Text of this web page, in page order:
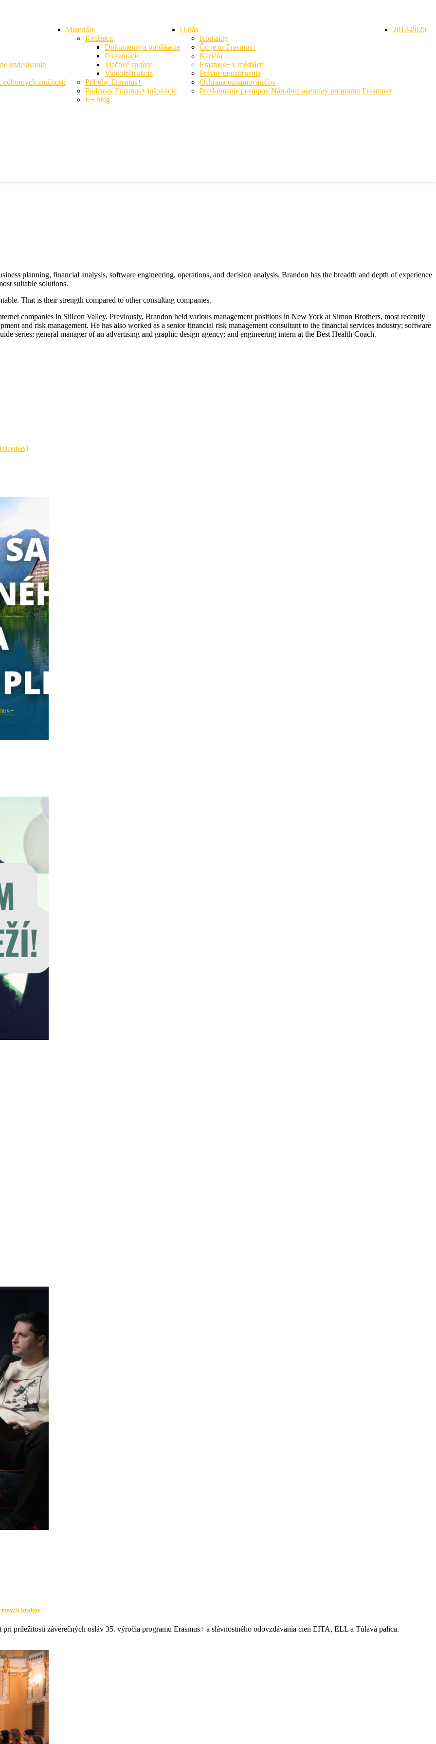
vzdelávanie
zručností
Materiály
Knižnica
Dokumenty a publikácie
Prezentácie
Tlačové správy
Videoinštrukcie
Príbehy Erasmus+
Podcasty Erasmus+ inšpirácie
E+ blog
O nás
Kontakty
Čo je to Erasmus+
Kariéra
Erasmus+ v médiách
Právne upozornenie
Ochrana oznamovateľov
Preskúmanie postupov Národnej agentúry programu Erasmus+
2014-2020
planning, financial analysis, software engineering, operations, and decision analysis, Brandon has the breadth and depth of experience
suitable solutions.
That is their strength compared to other consulting companies.
companies in Silicon Valley. Previously, Brandon held various management positions in New York at Simon Brothers, most recently
and risk management. He has also worked as a senior financial risk management consultant to the financial services industry; software
series; general manager of an advertising and graphic design agency; and engineering intern at the Best Health Coach.
krokov
príležitosti záverečných osláv 35. výročia programu Erasmus+ a slávnostného odovzdávania cien EITA, ELL a Túlavá palica.